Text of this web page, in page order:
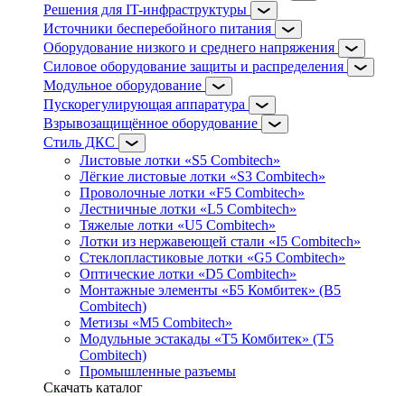
Решения для IT-инфраструктуры
Источники бесперебойного питания
Оборудование низкого и среднего напряжения
Силовое оборудование защиты и распределения
Модульное оборудование
Пускорегулирующая аппаратура
Взрывозащищённое оборудование
Стиль ДКС
Листовые лотки «S5 Combitech»
Лёгкие листовые лотки «S3 Combitech»
Проволочные лотки «F5 Combitech»
Лестничные лотки «L5 Combitech»
Тяжелые лотки «U5 Combitech»
Лотки из нержавеющей стали «I5 Combitech»
Стеклопластиковые лотки «G5 Combitech»
Оптические лотки «D5 Combitech»
Монтажные элементы «Б5 Комбитек» (B5
Combitech)
Метизы «M5 Combitech»
Модульные эстакады «Т5 Комбитек» (T5
Combitech)
Промышленные разъемы
Скачать каталог